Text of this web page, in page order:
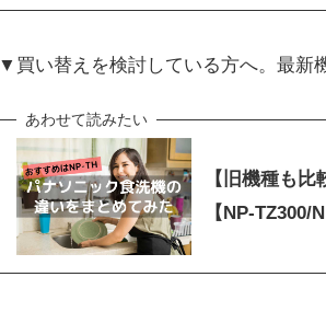
▼買い替えを検討している方へ。最新
【旧機種も
【NP-TZ300/